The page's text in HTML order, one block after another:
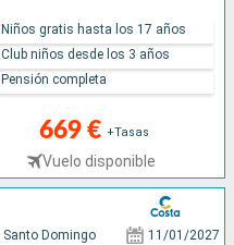
669 € +Tasas
Vuelo disponible
Niños gratis hasta los 17 años
Club niños desde los 3 años
Pensión completa
Santo Domingo 11/01/2027